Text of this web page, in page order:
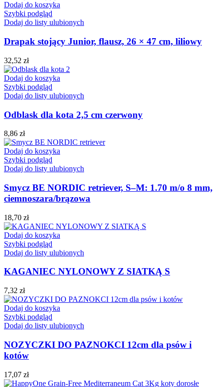
Dodaj do koszyka
Szybki podgląd
Dodaj do listy ulubionych
Drapak stojący Junior, flausz, 26 × 47 cm, liliowy
32,52 zł
Dodaj do koszyka
Szybki podgląd
Dodaj do listy ulubionych
Odblask dla kota 2,5 cm czerwony
8,86 zł
Dodaj do koszyka
Szybki podgląd
Dodaj do listy ulubionych
Smycz BE NORDIC retriever, S–M: 1.70 m/o 8 mm,
ciemnoszara/brązowa
18,70 zł
Dodaj do koszyka
Szybki podgląd
Dodaj do listy ulubionych
KAGANIEC NYLONOWY Z SIATKĄ S
7,32 zł
Dodaj do koszyka
Szybki podgląd
Dodaj do listy ulubionych
NOZYCZKI DO PAZNOKCI 12cm dla psów i
kotów
17,07 zł